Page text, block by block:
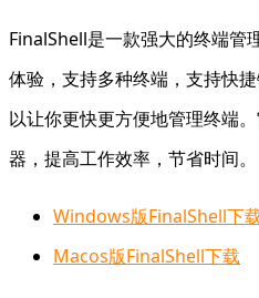
FinalShell是一款强大的终端管
体验，支持多种终端，支持快
以让你更快更方便地管理终端
器，提高工作效率，节省时间。
Windows版FinalShell下
Macos版FinalShell下载